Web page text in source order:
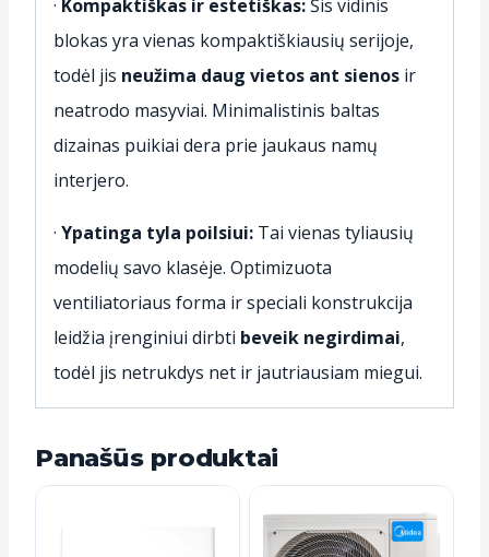
· Kompaktiškas ir estetiškas:Šis vidinis
blokas yra vienas kompaktiškiausių serijoje,
todėl jis neužima daug vietos ant sienos ir
neatrodo masyviai. Minimalistinis baltas
dizainas puikiai dera prie jaukaus namų
interjero.
· Ypatinga tyla poilsiui: Tai vienas tyliausių
modelių savo klasėje. Optimizuota
ventiliatoriaus forma ir speciali konstrukcija
leidžia įrenginiui dirbti beveik negirdimai,
todėl jis netrukdys net ir jautriausiam miegui.
Panašūs produktai